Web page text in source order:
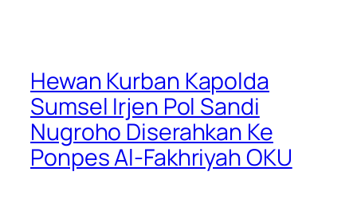
Hewan Kurban Kapolda
Sumsel Irjen Pol Sandi
Nugroho Diserahkan Ke
Ponpes Al-Fakhriyah OKU